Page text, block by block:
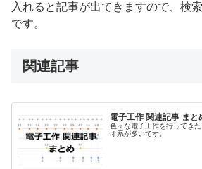
入れると記事が出てきますので、検
です。
関連記事
電子工作 関連記事 まと
色々な電子工作を行ってき
オ系が多いです。